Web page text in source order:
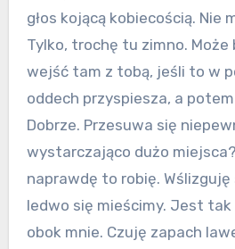
głos kojącą kobiecością. Nie
Tylko, trochę tu zimno. Może
wejść tam z tobą, jeśli to w
oddech przyspiesza, a
Dobrze. Przesuwa się
wystarczająco dużo
naprawdę to robię. Wślizguję
ledwo się mieścimy. Jest tak
obok mnie. Czuję zapach